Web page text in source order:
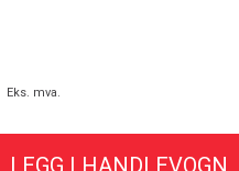
Eks. mva.